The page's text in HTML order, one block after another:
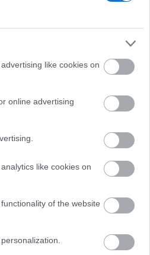
like cookies on
online advertising
like cookies on
of the website